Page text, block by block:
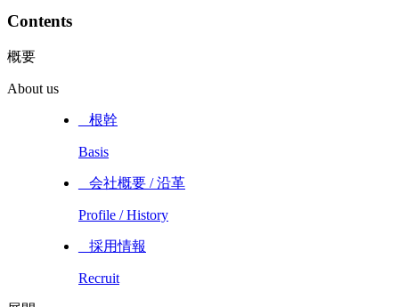
Contents
概要
About us
_ 根幹
Basis
_ 会社概要 / 沿革
Profile / History
_ 採用情報
Recruit